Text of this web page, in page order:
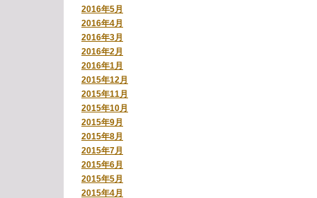
2016年5月
2016年4月
2016年3月
2016年2月
2016年1月
2015年12月
2015年11月
2015年10月
2015年9月
2015年8月
2015年7月
2015年6月
2015年5月
2015年4月